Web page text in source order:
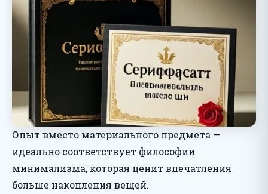
Опыт вместо материального предмета —
идеально соответствует философии
минимализма, которая ценит впечатления
больше накопления вещей.